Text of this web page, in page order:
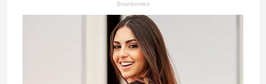
Brainberries